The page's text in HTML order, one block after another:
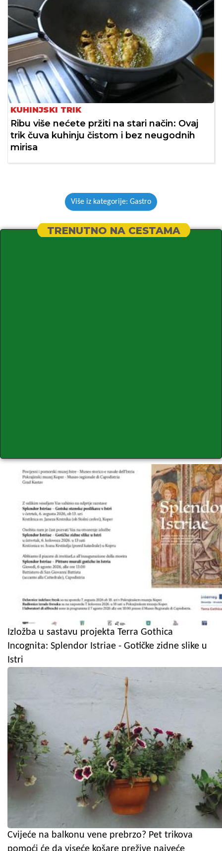
KUHINJSKI TRIK
Ribu više nećete pržiti na stari način: Ovaj
trik čuva kuhinju čistom i bez neugodnih
mirisa
Više iz kategorije: Gastro
TRENUTNO NA CESTAMA
Izložba u sastavu projekta Terra Gothica
Incognita: Splendor Istriae - Gotičke zidne slike u
Istri
Cvijeće na balkonu vene prebrzo? Pet trikova